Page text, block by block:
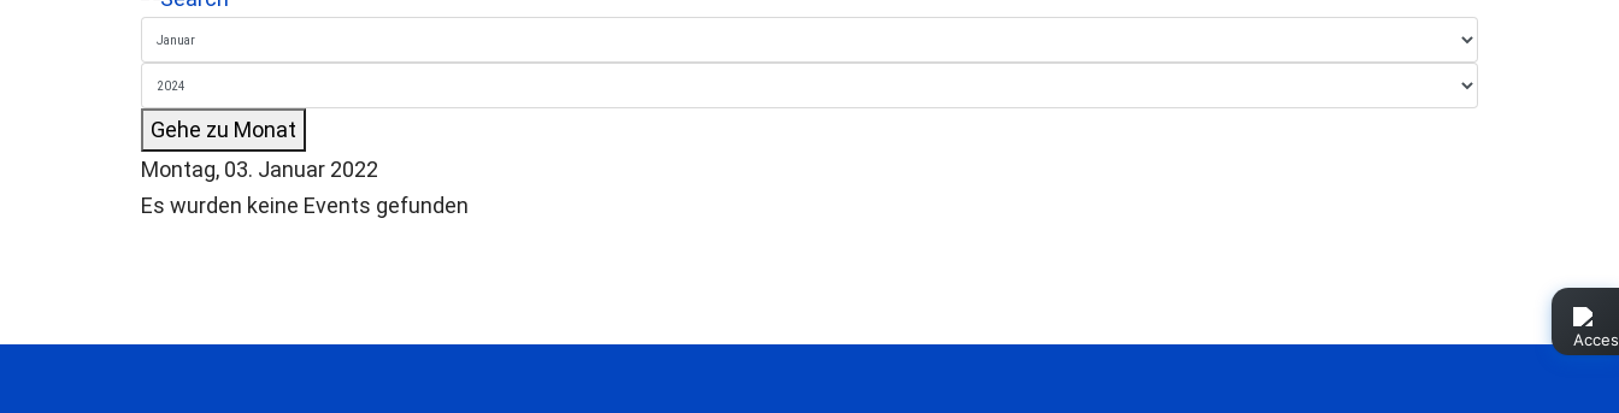
Gehe zu Monat
Montag, 03. Januar 2022
Es wurden keine Events gefunden